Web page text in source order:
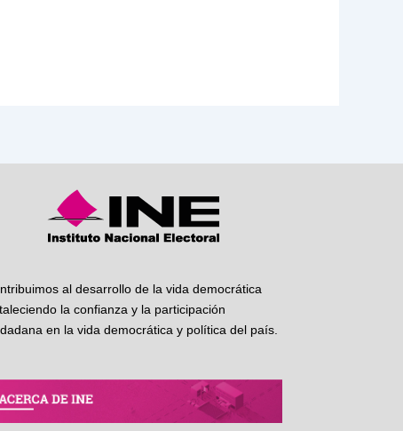
al desarrollo de la vida democrática
la confianza y la participación
en la vida democrática y política del país.